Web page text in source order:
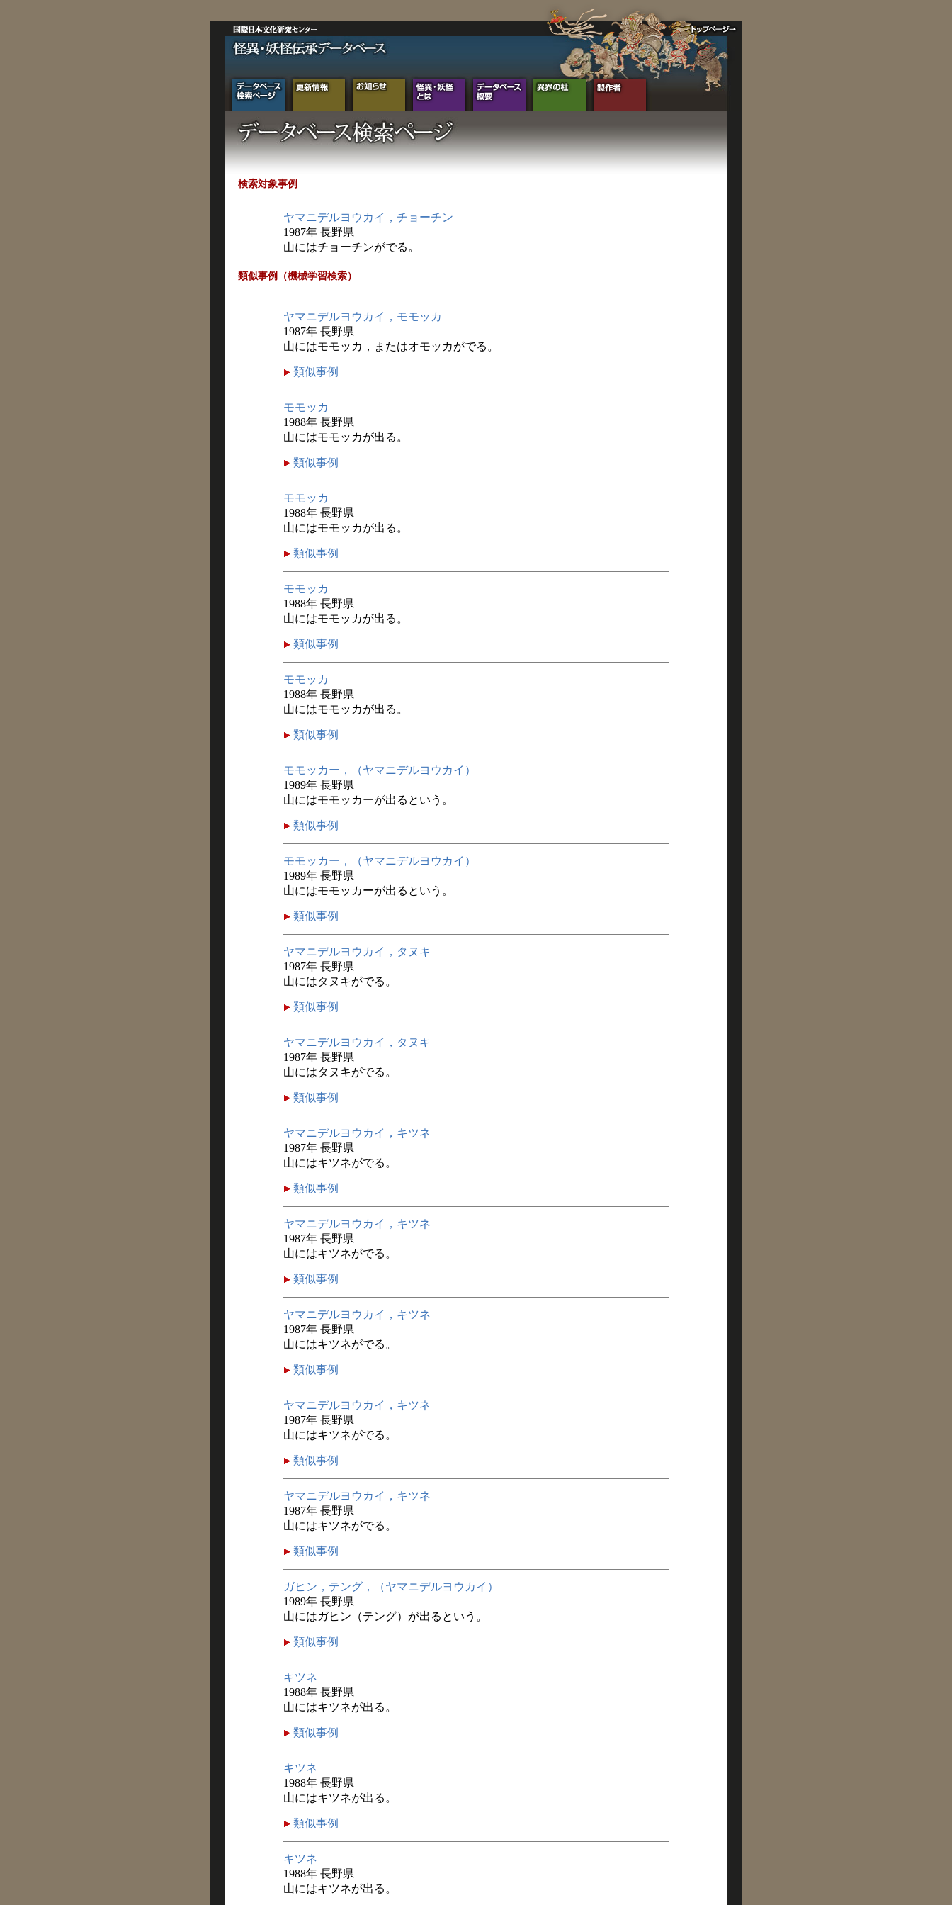
検索対象事例
ヤマニデルヨウカイ，チョーチン
1987年 長野県
山にはチョーチンがでる。
類似事例（機械学習検索）
ヤマニデルヨウカイ，モモッカ
1987年 長野県
山にはモモッカ，またはオモッカがでる。
類似事例
モモッカ
1988年 長野県
山にはモモッカが出る。
類似事例
モモッカ
1988年 長野県
山にはモモッカが出る。
類似事例
モモッカ
1988年 長野県
山にはモモッカが出る。
類似事例
モモッカ
1988年 長野県
山にはモモッカが出る。
類似事例
モモッカー，（ヤマニデルヨウカイ）
1989年 長野県
山にはモモッカーが出るという。
類似事例
モモッカー，（ヤマニデルヨウカイ）
1989年 長野県
山にはモモッカーが出るという。
類似事例
ヤマニデルヨウカイ，タヌキ
1987年 長野県
山にはタヌキがでる。
類似事例
ヤマニデルヨウカイ，タヌキ
1987年 長野県
山にはタヌキがでる。
類似事例
ヤマニデルヨウカイ，キツネ
1987年 長野県
山にはキツネがでる。
類似事例
ヤマニデルヨウカイ，キツネ
1987年 長野県
山にはキツネがでる。
類似事例
ヤマニデルヨウカイ，キツネ
1987年 長野県
山にはキツネがでる。
類似事例
ヤマニデルヨウカイ，キツネ
1987年 長野県
山にはキツネがでる。
類似事例
ヤマニデルヨウカイ，キツネ
1987年 長野県
山にはキツネがでる。
類似事例
ガヒン，テング，（ヤマニデルヨウカイ）
1989年 長野県
山にはガヒン（テング）が出るという。
類似事例
キツネ
1988年 長野県
山にはキツネが出る。
類似事例
キツネ
1988年 長野県
山にはキツネが出る。
類似事例
キツネ
1988年 長野県
山にはキツネが出る。